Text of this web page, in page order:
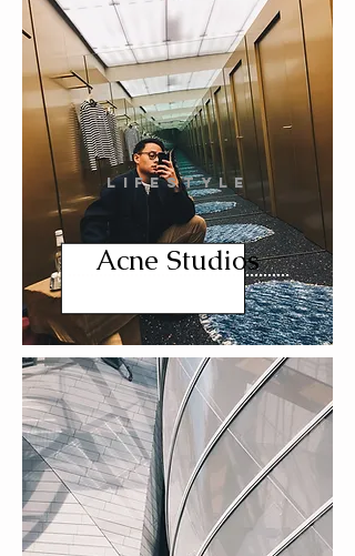
LIFESTYLE
Acne Studios